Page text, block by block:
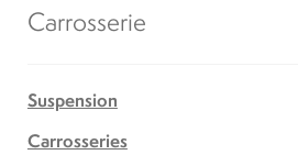
Carrosserie
Suspension
Carrosseries